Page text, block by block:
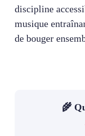
discipline
musique
de bouger
🌾